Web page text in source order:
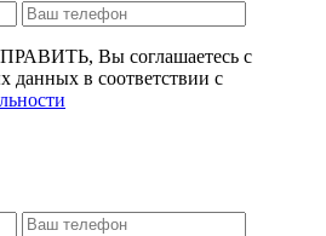
Вы соглашаетесь с
данных в соответствии с